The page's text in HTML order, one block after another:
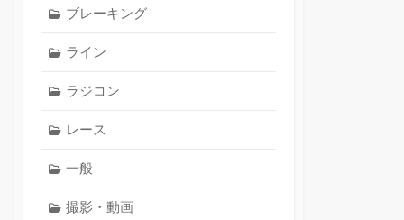
ブレーキング
ライン
ラジコン
レース
一般
撮影・動画